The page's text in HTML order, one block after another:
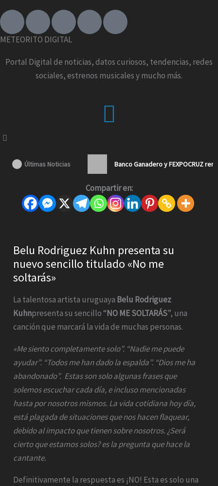
F
c
b
I
s
a
g
T
k
o
k
X
t
i
t
Y
u
u
b
METEORITO DIGITAL
Portal Digital de noticias, datos curiosos, tendencias, redes
sociales, estrenos musicales y mucho más.
Menu
Últimas Noticias Banco Ganadero y FEXPOCRUZ
Compartir en:
Belu Rodriguez Kuhn presenta su
nuevo sencillo titulado «No me
soltarás»
La talentosa artista uruguaya Belu Rodriguez
Kuhnpresenta su sencillo “NO ME SOLTARÁS”, una
canción que marcará la vida de muchas personas.
«Me siento completamente solo”. “Nadie me puede
ayudar”. “Todos me han dado la espalda”. “Dios me ha
abandonado”. Estas son solo algunas frases que
solemos escuchar cada día, e incluso mencionadas
hasta por nosotros mismos. La vida cotidiana hoy día,
está plagada de situaciones que nos hacen flaquear,
debido al impacto que tienen sobre nosotros. ¿Será
cierto que estamos solos? es la pregunta que hace la
cantante.
Definitivamente la respuesta es ¡NO! Esta es solo una